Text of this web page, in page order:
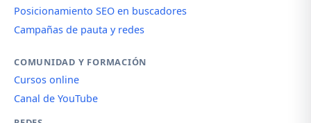
Posicionamiento SEO en buscadores
Campañas de pauta y redes
COMUNIDAD Y FORMACIÓN
Cursos online
Canal de YouTube